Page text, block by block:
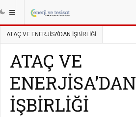
||| ANASAYFA ENERJI
ATAÇ VE ENERJİSA’DAN İŞBİRLİĞİ
ATAÇ VE
ENERJİSA’DAN
İŞBİRLİĞİ